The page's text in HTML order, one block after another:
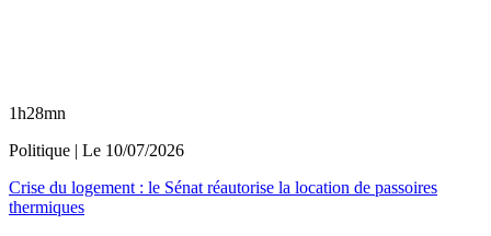
1h28mn
Politique | Le 10/07/2026
Crise du logement : le Sénat réautorise la location de passoires
thermiques